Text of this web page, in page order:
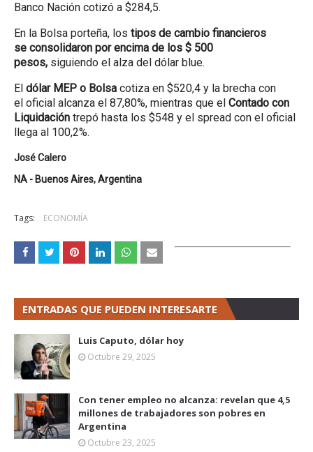
Banco Nación cotizó a $284,5.
En la Bolsa porteña, los tipos de cambio financieros
se consolidaron por encima de los $ 500
pesos, siguiendo el alza del dólar blue.
El dólar MEP o Bolsa cotiza en $520,4 y la brecha con
el oficial alcanza el 87,80%, mientras que el Contado con
Liquidación trepó hasta los $548 y el spread con el oficial
llega al 100,2%.
José Calero
NA - Buenos Aires, Argentina
Tags: ECONOMÍA
ENTRADAS QUE PUEDEN INTERESARTE
Luis Caputo, dólar hoy
Octubre 29, 2025
Con tener empleo no alcanza: revelan que 4,5
millones de trabajadores son pobres en
Argentina
Octubre 23, 2025